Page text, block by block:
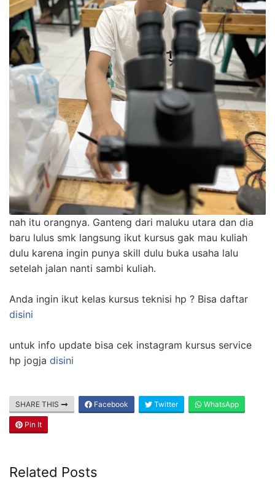
nah itu orangnya. Ganteng dari maluku utara dan dia
baru lulus smk langsung ikut kursus gak mau kuliah
dulu karena ingin punya skill dulu buka usaha lalu
setelah jalan nanti sambi kuliah.
Anda ingin ikut kelas kursus teknisi hp ? Bisa daftar
disini
untuk info update bisa cek instagram kursus service
hp jogja disini
SHARE THIS Facebook Twitter WhatsApp
Pin It
Related Posts